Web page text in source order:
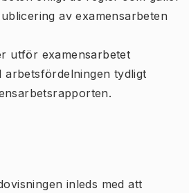
av examensarbeten
utför examensarbetet
arbetsfördelningen tydligt
inleds med att